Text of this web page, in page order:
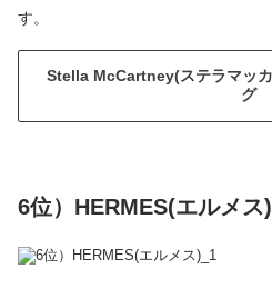
す。
Stella McCartney(ステラマッ
グ
6位）HERMES(エルメス)